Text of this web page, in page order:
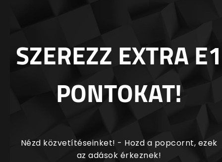
SZEREZZ EXTRA E1
PONTOKAT!
Nézd közvetítéseinket! - Hozd a popcornt, ezek
az adások érkeznek!